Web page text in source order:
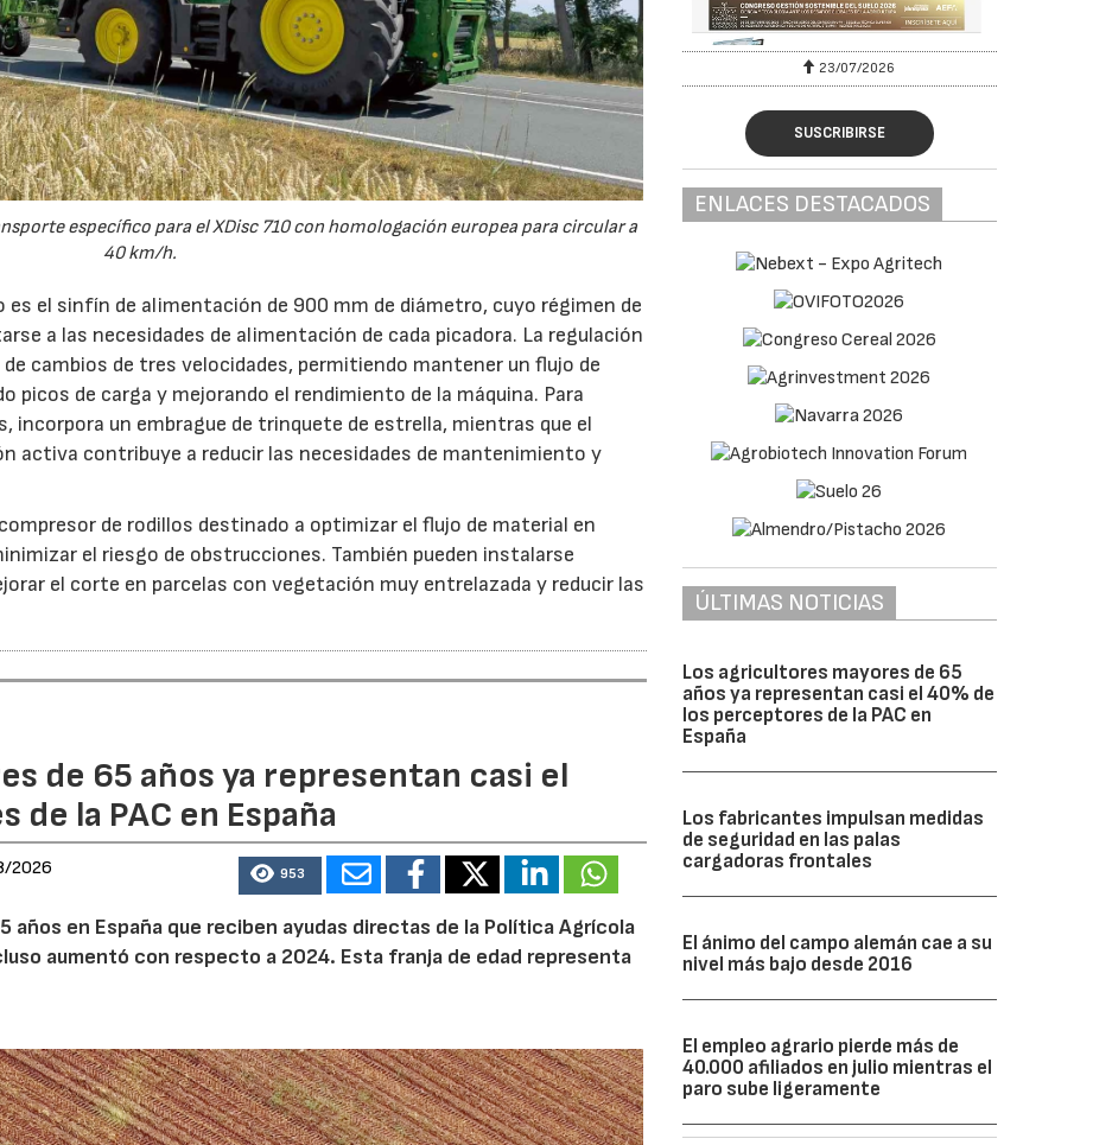
específico para el XDisc 710 con homologación europea para circular a
40 km/h.
el sinfín de alimentación de 900 mm de diámetro, cuyo régimen de
a las necesidades de alimentación de cada picadora. La regulación
cambios de tres velocidades, permitiendo mantener un flujo de
de carga y mejorando el rendimiento de la máquina. Para
un embrague de trinquete de estrella, mientras que el
activa contribuye a reducir las necesidades de mantenimiento y
de rodillos destinado a optimizar el flujo de material en
el riesgo de obstrucciones. También pueden instalarse
el corte en parcelas con vegetación muy entrelazada y reducir las
de 65 años ya representan casi el
la PAC en España
2026 953
años en España que reciben ayudas directas de la Política Agrícola
aumentó con respecto a 2024. Esta franja de edad representa
23/07/2026 27/07/2026 23/07/2026
SUSCRIBIRSE
ENLACES DESTACADOS
ÚLTIMAS NOTICIAS
Los agricultores mayores de 65
años ya representan casi el 40% de
los perceptores de la PAC en
España
Los fabricantes impulsan medidas
de seguridad en las palas
cargadoras frontales
El ánimo del campo alemán cae a su
nivel más bajo desde 2016
El empleo agrario pierde más de
40.000 afiliados en julio mientras el
paro sube ligeramente